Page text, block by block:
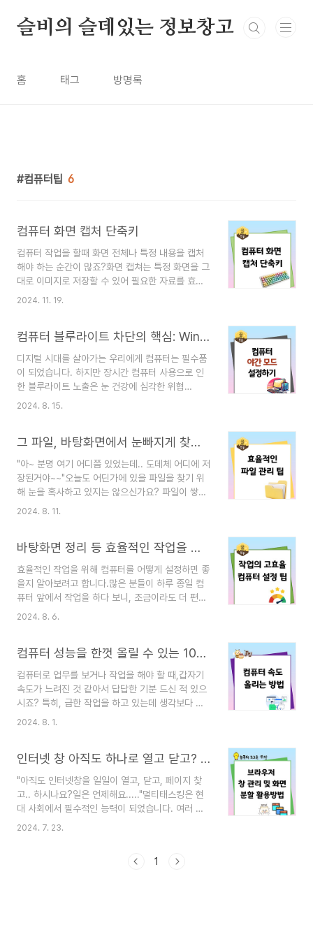
슬비의 슬데있는 정보창고
홈 태그 방명록
컴퓨터팁 6
컴퓨터 화면 캡처 단축키
컴퓨터 작업을 할때 화면 전체나 특정 내용을 캡처
해야 하는 순간이 많죠?화면 캡쳐는 특정 화면을 그
대로 이미지로 저장할 수 있어 필요한 자료를 효율
적으로 이용하는 데 큰 도움이 됩니다.화면 캡쳐의
는 단축키🎯창을 빠르게 닫는 단축키 알아보기화면
라우저 유용한 단축키 모음 화면 캡처를 할 수 있
는 단축키 화면 캡쳐는 운영체제마다 다른 단축키를
제공합니다.Windows와 Mac에서의 주요 단축키
를 소개합니다. [ Windows ] 1. 전체 화면 캡쳐 :
화면이 클립보드에 복사됩니다. 이후..
2024. 11. 19.
컴퓨터 블루라이트 차단의 핵심: Windows '야간 모드' 기능 활용하기
디지털 시대를 살아가는 우리에게 컴퓨터는 필수품
이 되었습니다. 하지만 장시간 컴퓨터 사용으로 인
한 블루라이트 노출은 눈 건강에 심각한 위협
이 될 수 있습니다. 다행히도 Windows 운영 체제
위험성을 간단히 살펴보고,'야간 모드' 기능의 효과
루라이트의 위험성 요약- 눈의 피로와 건조증 유발
- 수면 패턴 교란 - 장기적인 시력 저하 위험 2.
Windows '야간 모드' 기능 소개Windows의 '야
간 모드' 기능은 화면에서 방출되는 블루라이트를
면의 색 온도가 따뜻해져 눈의 피로를 줄이고 수면
에 도움을..
2024. 8. 15.
그 파일, 바탕화면에서 눈빠지게 찾지마세요! 효율적인 파일 관리팁 알아볼게요.
"아~ 분명 여기 어디쯤 있었는데.. 도데체 어디에 저
장된거야~~"오늘도 어딘가에 있을 파일을 찾기 위
해 눈을 혹사하고 있지는 않으신가요? 파일이 쌓이
고 쌓이다 보면 어디에 무엇이 있는지 찾기 힘들어
다~ 파일 관리의 중요성우리가 매일 사용하는 컴
서, 사진, 음악, 영상 등 다양한 형식의 파일들이 쌓
여가면서 때로는 정신없이 뒤섞이기 마련이죠. 이
럴 때, 파일 관리가 제대로 되어있지 않으면 원하
는 파일을 찾는 데 많은 시간이 소모됩니다. 그래
는 것 이상의 의미가 있어요. 효율적인 파일 관리
는 작업의 속도를 높이고, ..
2024. 8. 11.
바탕화면 정리 등 효율적인 작업을 위한 컴퓨터 설정 팁 6가지
효율적인 작업을 위해 컴퓨터를 어떻게 설정하면 좋
을지 알아보려고 합니다.많은 분들이 하루 종일 컴
퓨터 앞에서 작업을 하다 보니, 조금이라도 더 편리
하게 사용할 수 있는 방법을 찾게 되는데요~제가 알
작업의 효율성에 큰 영향을 미친다는 사실 알고 계
업 속도를 떨어뜨리고 스트레스를 유발할 수 있습니
다. 그렇기 때문에, 조금의 변화로도 큰 효과
를 볼 수 있는 설정들이 있어요. 그럼 이제 본론으
로 들어가 볼까요?1. 바탕화면 정리하기 첫 번째로,
콘이 있는 바탕화면은 시각적으로 혼란을 줄 수 있
습니다.자주 사용하는 파일이..
2024. 8. 6.
컴퓨터 성능을 한껏 올릴 수 있는 10가지 방법
컴퓨터로 업무를 보거나 작업을 해야 할 때,갑자기
속도가 느려진 것 같아서 답답한 기분 드신 적 있으
시죠? 특히, 급한 작업을 하고 있는데 생각보다 버
벅거리면 정말 짜증나잖아요. 저도 그런 경험이 많
릴 수 있는 10가지 방법을 통해 소중한 컴퓨터를 빠
그램 제거하기먼저, 사용하지 않는 프로그램이나 애
플리케이션을 삭제해 보세요. 프로그램이 많을수
록 시스템 자원을 더 많이 사용하게 되거든요. 제어
판이나 설정 메뉴에서 쉽게 삭제할 수 있으니 한
터를 켤 때 자동으로 실행되는 프로그램들을 관리하
2024. 8. 1.
인터넷 창 아직도 하나로 열고 닫고? 효율적인 멀티태스킹을 위한 창 관리 및 분할 화면 활용법
"아직도 인터넷창을 일일이 열고, 닫고, 페이지 찾
고.. 하시나요?일은 언제해요....."멀티태스킹은 현
대 사회에서 필수적인 능력이 되었습니다. 여러 작
업을 동시에 수행하고, 효율적으로 정보를 처리할
을 극대화하는 방법을 살펴보겠습니다. 1. 창 관리
2024. 7. 23.
1